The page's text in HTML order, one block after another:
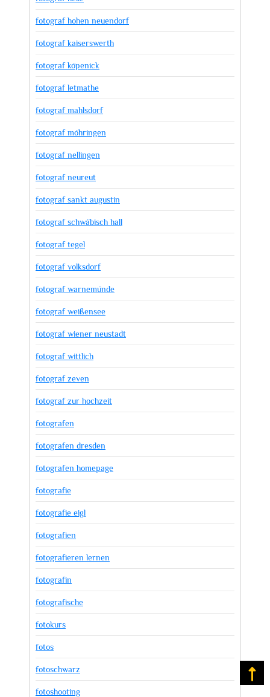
fotograf hohen neuendorf
fotograf kaiserswerth
fotograf köpenick
fotograf letmathe
fotograf mahlsdorf
fotograf möhringen
fotograf nellingen
fotograf neureut
fotograf sankt augustin
fotograf schwäbisch hall
fotograf tegel
fotograf volksdorf
fotograf warnemünde
fotograf weißensee
fotograf wiener neustadt
fotograf wittlich
fotograf zeven
fotograf zur hochzeit
fotografen
fotografen dresden
fotografen homepage
fotografie
fotografie eigl
fotografien
fotografieren lernen
fotografin
fotografische
fotokurs
fotos
fotoschwarz
fotoshooting